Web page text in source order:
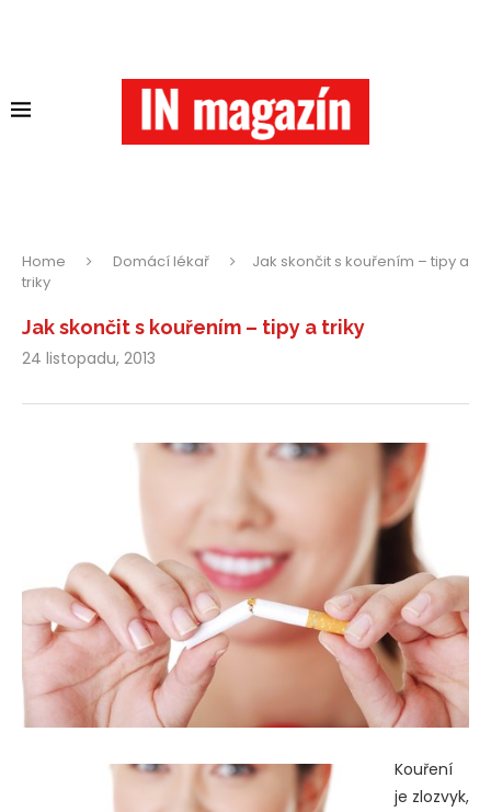
Home Domácí lékař
Jak skončit s kouřením – tipy a
triky
Jak skončit s kouřením – tipy a triky
24 listopadu, 2013
Kouření
je zlozvyk,